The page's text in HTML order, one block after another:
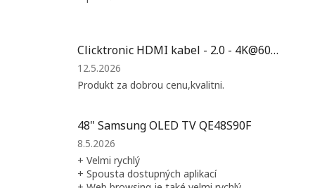
5
hvězdiček.
Clicktronic HDMI kabel - 2.0 - 4K@60HZ - 1 M
Hodnocení
produktu
z
5
hvězdiček.
12.5.2026
Produkt za dobrou cenu,kvalitni.
48" Samsung OLED TV QE48S90F
Hodnocení
produktu
je
5
8.5.2026
+ Velmi rychlý
+ Spousta dostupných aplikací